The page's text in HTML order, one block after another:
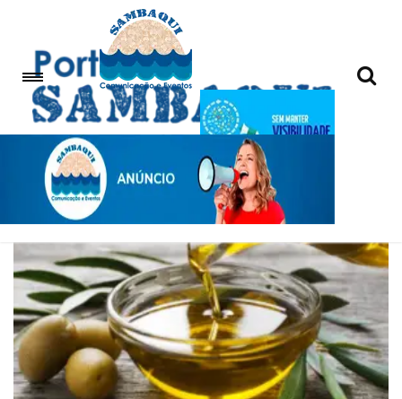
alimentação saudável